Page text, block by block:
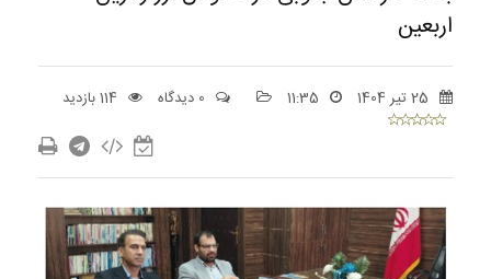
اربعین
25 تیر 1404 11:35 0 دیدگاه 114 بازدید